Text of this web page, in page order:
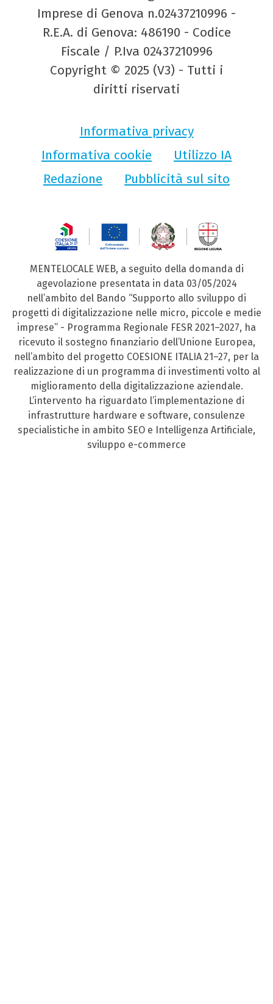
Imprese di Genova n.02437210996 -
R.E.A. di Genova: 486190 - Codice
Fiscale / P.Iva 02437210996
Copyright © 2025 (V3) - Tutti i
diritti riservati
Informativa privacy
Informativa cookie
Utilizzo IA
Redazione
Pubblicità sul sito
MENTELOCALE WEB, a seguito della domanda di
agevolazione presentata in data 03/05/2024
nell’ambito del Bando “Supporto allo sviluppo di
progetti di digitalizzazione nelle micro, piccole e medie
imprese” - Programma Regionale FESR 2021–2027, ha
ricevuto il sostegno finanziario dell’Unione Europea,
nell’ambito del progetto COESIONE ITALIA 21–27, per la
realizzazione di un programma di investimenti volto al
miglioramento della digitalizzazione aziendale.
L’intervento ha riguardato l’implementazione di
infrastrutture hardware e software, consulenze
specialistiche in ambito SEO e Intelligenza Artificiale,
sviluppo e-commerce